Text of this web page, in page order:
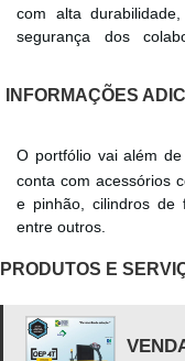
com alta
segurança dos
de carga e a elevação
INFORMAÇÕES
O portfólio vai além de
conta com acessórios
e pinhão, cilindros de
entre outros.
PRODUTOS E